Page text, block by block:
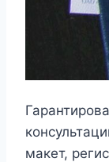
макет,